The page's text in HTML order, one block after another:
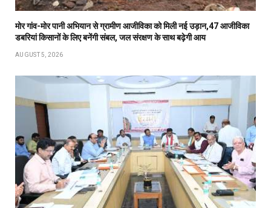
मोर गांव-मोर पानी अभियान से ग्रामीण आजीविका को मिली नई उड़ान,47 आजीविका
डबरियां किसानों के लिए बनेंगी संबल, जल संरक्षण के साथ बढ़ेगी आय
AUGUST 5, 2026